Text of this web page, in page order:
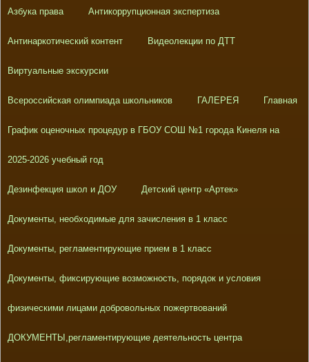
Азбука права Антикоррупционная экспертиза
Антинаркотический контент Видеолекции по ДТТ
Виртуальные экскурсии
Всероссийская олимпиада школьников ГАЛЕРЕЯ Главная
График оценочных процедур в ГБОУ СОШ №1 города Кинеля на
2025-2026 учебный год
Дезинфекция школ и ДОУ Детский центр «Артек»
Документы, необходимые для зачисления в 1 класс
Документы, регламентирующие прием в 1 класс
Документы, фиксирующие возможность, порядок и условия
физическими лицами добровольных пожертвований
ДОКУМЕНТЫ,регламентирующие деятельность центра